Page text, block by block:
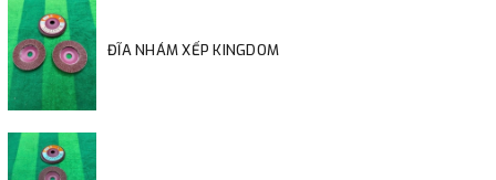
ĐĨA NHÁM XẾP KINGDOM